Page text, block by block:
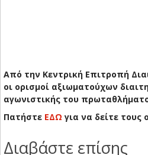
Από την Κεντρική Επιτροπή
οι ορισμοί αξιωματούχων
αγωνιστικής του
Πατήστε ΕΔΩ για να δείτε τους
Διαβάστε επίσης